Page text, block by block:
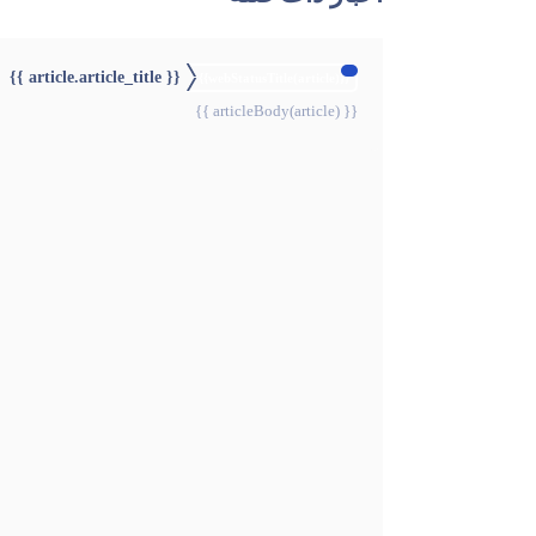
{{webStatusTitle(article)}}
{{ article.article_title }}
{{ articleBody(article) }}